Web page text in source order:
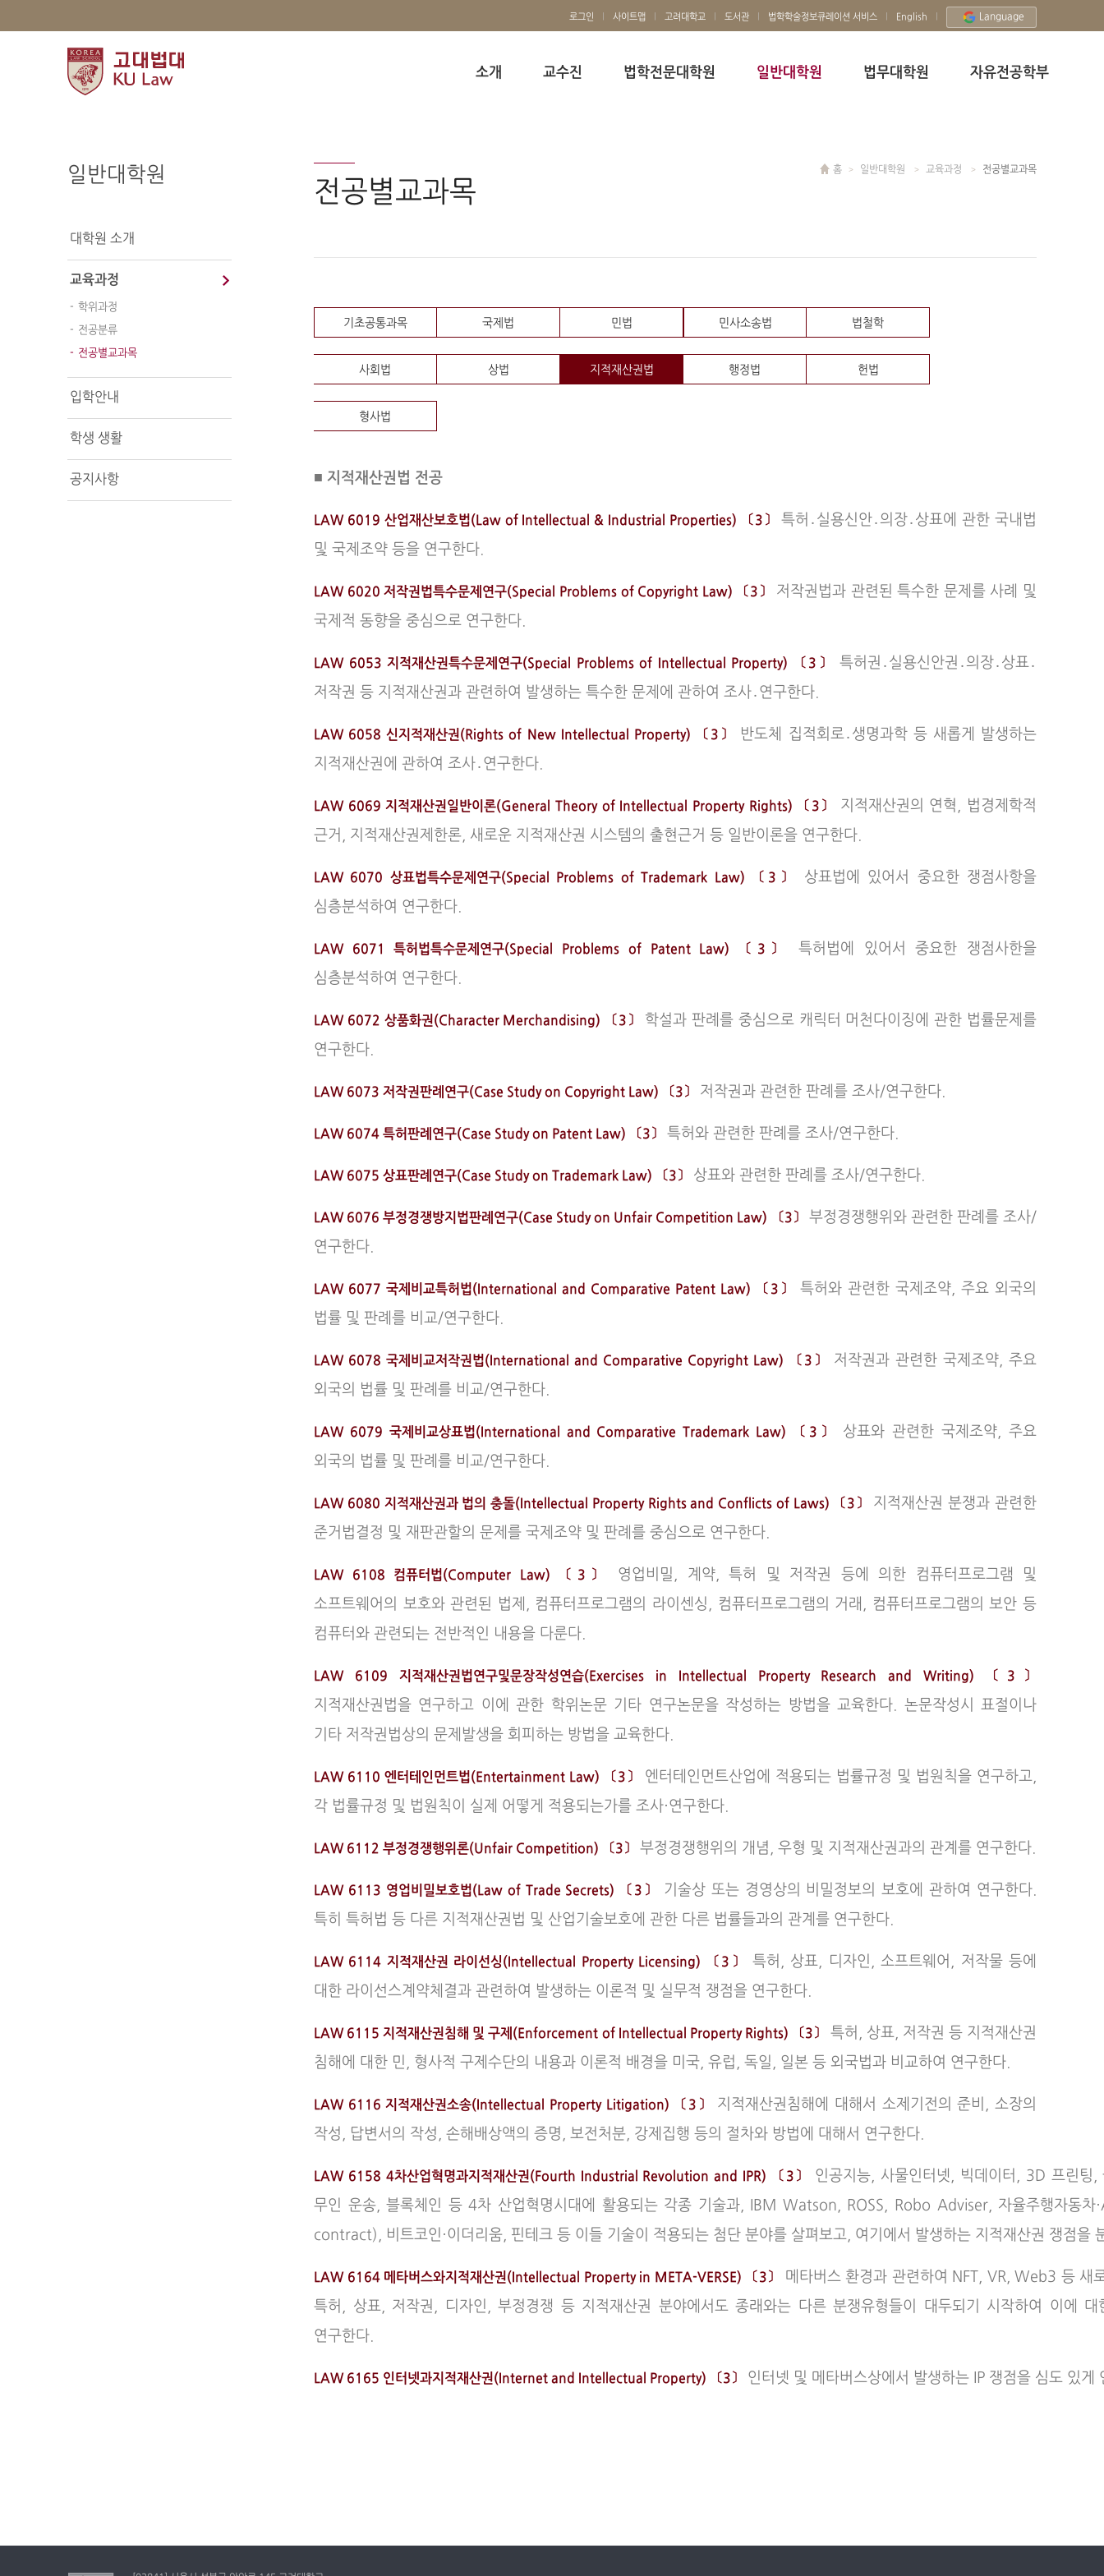
로그인 사이트맵 고려대학교 도서관 법학학술정보큐레이션 서비스 English Language
소개 교수진 법학전문대학원 일반대학원 법무대학원 자유전공학부
일반대학원
대학원 소개
교육과정
학위과정
전공분류
전공별교과목
입학안내
학생 생활
공지사항
홈 일반대학원 교육과정 전공별교과목
전공별교과목
기초공통과목 국제법 민법 민사소송법 법철학
사회법 상법 지적재산권법 행정법 헌법
형사법
■ 지적재산권법 전공
LAW 6019 산업재산보호법(Law of Intellectual & Industrial Properties) 〔3〕특허․실용신안․의장․상표에 관한 국내법
및 국제조약 등을 연구한다.
LAW 6020 저작권법특수문제연구(Special Problems of Copyright Law) 〔3〕 저작권법과 관련된 특수한 문제를 사례 및
국제적 동향을 중심으로 연구한다.
LAW 6053 지적재산권특수문제연구(Special Problems of Intellectual Property) 〔3〕 특허권․실용신안권․의장․상표․
저작권 등 지적재산권과 관련하여 발생하는 특수한 문제에 관하여 조사․연구한다.
LAW 6058 신지적재산권(Rights of New Intellectual Property) 〔3〕 반도체 집적회로․생명과학 등 새롭게 발생하는
지적재산권에 관하여 조사․연구한다.
LAW 6069 지적재산권일반이론(General Theory of Intellectual Property Rights) 〔3〕 지적재산권의 연혁, 법경제학적
근거, 지적재산권제한론, 새로운 지적재산권 시스템의 출현근거 등 일반이론을 연구한다.
LAW 6070 상표법특수문제연구(Special Problems of Trademark Law) 〔3〕 상표법에 있어서 중요한 쟁점사항을
심층분석하여 연구한다.
LAW 6071 특허법특수문제연구(Special Problems of Patent Law) 〔3〕 특허법에 있어서 중요한 쟁점사한을
심층분석하여 연구한다.
LAW 6072 상품화권(Character Merchandising) 〔3〕 학설과 판례를 중심으로 캐릭터 머천다이징에 관한 법률문제를
연구한다.
LAW 6073 저작권판례연구(Case Study on Copyright Law) 〔3〕 저작권과 관련한 판례를 조사/연구한다.
LAW 6074 특허판례연구(Case Study on Patent Law) 〔3〕 특허와 관련한 판례를 조사/연구한다.
LAW 6075 상표판례연구(Case Study on Trademark Law) 〔3〕 상표와 관련한 판례를 조사/연구한다.
LAW 6076 부정경쟁방지법판례연구(Case Study on Unfair Competition Law) 〔3〕 부정경쟁행위와 관련한 판례를 조사/
연구한다.
LAW 6077 국제비교특허법(International and Comparative Patent Law) 〔3〕 특허와 관련한 국제조약, 주요 외국의
법률 및 판례를 비교/연구한다.
LAW 6078 국제비교저작권법(International and Comparative Copyright Law) 〔3〕 저작권과 관련한 국제조약, 주요
외국의 법률 및 판례를 비교/연구한다.
LAW 6079 국제비교상표법(International and Comparative Trademark Law) 〔3〕 상표와 관련한 국제조약, 주요
외국의 법률 및 판례를 비교/연구한다.
LAW 6080 지적재산권과 법의 충돌(Intellectual Property Rights and Conflicts of Laws) 〔3〕 지적재산권 분쟁과 관련한
준거법결정 및 재판관할의 문제를 국제조약 및 판례를 중심으로 연구한다.
LAW 6108 컴퓨터법(Computer Law) 〔3〕 영업비밀, 계약, 특허 및 저작권 등에 의한 컴퓨터프로그램 및
소프트웨어의 보호와 관련된 법제, 컴퓨터프로그램의 라이센싱, 컴퓨터프로그램의 거래, 컴퓨터프로그램의 보안 등
컴퓨터와 관련되는 전반적인 내용을 다룬다.
LAW 6109 지적재산권법연구및문장작성연습(Exercises in Intellectual Property Research and Writing) 〔3〕
지적재산권법을 연구하고 이에 관한 학위논문 기타 연구논문을 작성하는 방법을 교육한다. 논문작성시 표절이나
기타 저작권법상의 문제발생을 회피하는 방법을 교육한다.
LAW 6110 엔터테인먼트법(Entertainment Law) 〔3〕 엔터테인먼트산업에 적용되는 법률규정 및 법원칙을 연구하고,
각 법률규정 및 법원칙이 실제 어떻게 적용되는가를 조사·연구한다.
LAW 6112 부정경쟁행위론(Unfair Competition) 〔3〕 부정경쟁행위의 개념, 우형 및 지적재산권과의 관계를 연구한다.
LAW 6113 영업비밀보호법(Law of Trade Secrets) 〔3〕 기술상 또는 경영상의 비밀정보의 보호에 관하여 연구한다.
특히 특허법 등 다른 지적재산권법 및 산업기술보호에 관한 다른 법률들과의 관계를 연구한다.
LAW 6114 지적재산권 라이선싱(Intellectual Property Licensing) 〔3〕 특허, 상표, 디자인, 소프트웨어, 저작물 등에
대한 라이선스계약체결과 관련하여 발생하는 이론적 및 실무적 쟁점을 연구한다.
LAW 6115 지적재산권침해 및 구제(Enforcement of Intellectual Property Rights) 〔3〕 특허, 상표, 저작권 등 지적재산권
침해에 대한 민, 형사적 구제수단의 내용과 이론적 배경을 미국, 유럽, 독일, 일본 등 외국법과 비교하여 연구한다.
LAW 6116 지적재산권소송(Intellectual Property Litigation) 〔3〕 지적재산권침해에 대해서 소제기전의 준비, 소장의
작성, 답변서의 작성, 손해배상액의 증명, 보전처분, 강제집행 등의 절차와 방법에 대해서 연구한다.
LAW 6158 4차산업혁명과지적재산권(Fourth Industrial Revolution and IPR) 〔3〕 인공지능, 사물인터넷, 빅데이터, 3D 프린팅
무인 운송, 블록체인 등 4차 산업혁명시대에 활용되는 각종 기술과, IBM Watson, ROSS, Robo Adviser, 자율주행자동
contract), 비트코인·이더리움, 핀테크 등 이들 기술이 적용되는 첨단 분야를 살펴보고, 여기에서 발생하는 지적재산권 쟁점을
LAW 6164 메타버스와지적재산권(Intellectual Property in META-VERSE) 〔3〕 메타버스 환경과 관련하여 NFT, VR, Web3 등 새
특허, 상표, 저작권, 디자인, 부정경쟁 등 지적재산권 분야에서도 종래와는 다른 분쟁유형들이 대두되기 시작하여 이에
연구한다.
LAW 6165 인터넷과지적재산권(Internet and Intellectual Property) 〔3〕 인터넷 및 메타버스상에서 발생하는 IP 쟁점을 심도 있게